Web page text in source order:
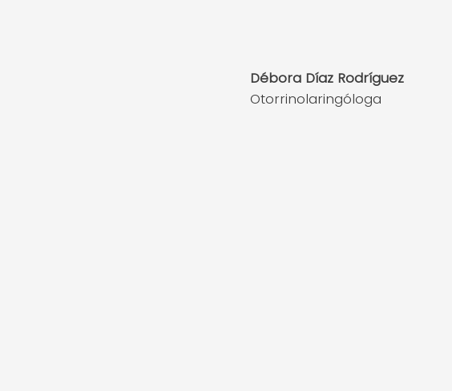
Débora Díaz Rodríguez
Otorrinolaringóloga